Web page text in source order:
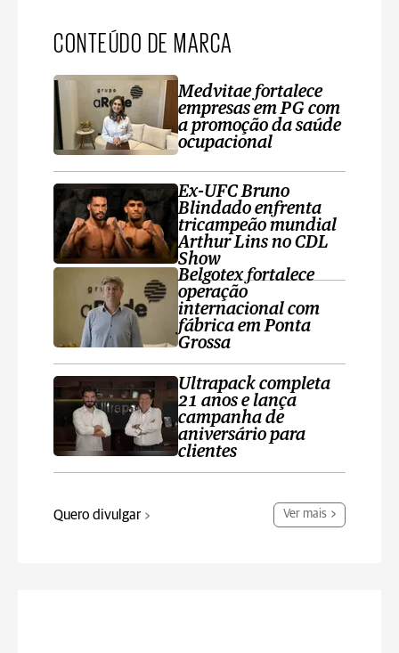
CONTEÚDO DE MARCA
Medvitae fortalece
empresas em PG com
a promoção da saúde
ocupacional
Ex-UFC Bruno
Blindado enfrenta
tricampeão mundial
Arthur Lins no CDL
Show
Belgotex fortalece
operação
internacional com
fábrica em Ponta
Grossa
Ultrapack completa
21 anos e lança
campanha de
aniversário para
clientes
Quero divulgar Ver mais